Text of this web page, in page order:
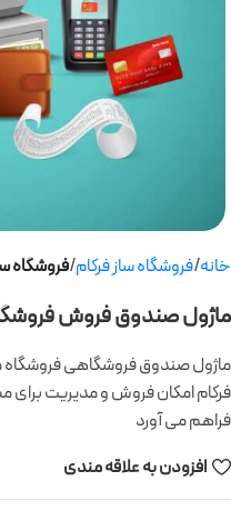
خانه فروشگاه ساز فرکام فروشگاه
ماژول صندوق فروش
ماژول صندوق فروشگاهی فروشگاه
فرکام امکان فروش و مدیریت برای
فراهم می آورد
افزودن به علاقه مندی